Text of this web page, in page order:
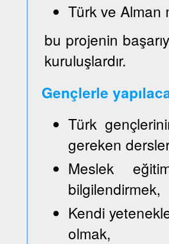
Türk ve Alman
bu projenin
kuruluşlardır.
Gençlerle
Türk
gereken
Meslek
bilgilendirmek,
Kendi
olmak,